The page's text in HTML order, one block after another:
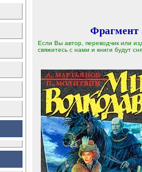
Фрагмент
Если Вы автор, переводчик или
свяжитесь с нами и книги будут